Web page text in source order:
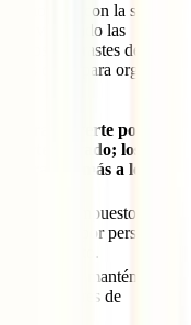
moverte con la soltura
aprovechando las
los contrastes de la
clave para organizar
Para moverte por la
privado; los taxis
cobrar de más a los
nuevo impuesto de
noche por persona,
alojamiento.
pero mantén tus
de bares de